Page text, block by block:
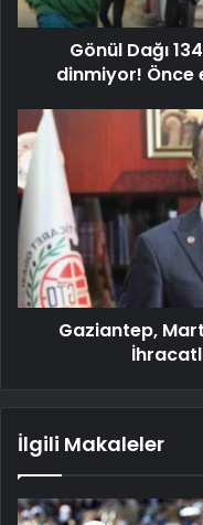
Gönül Dağı
dinmiyor! Önce
Gaziantep,
İlgili Makaleler